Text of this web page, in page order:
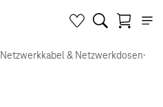
Netzwerkkabel & Netzwerkdosen·